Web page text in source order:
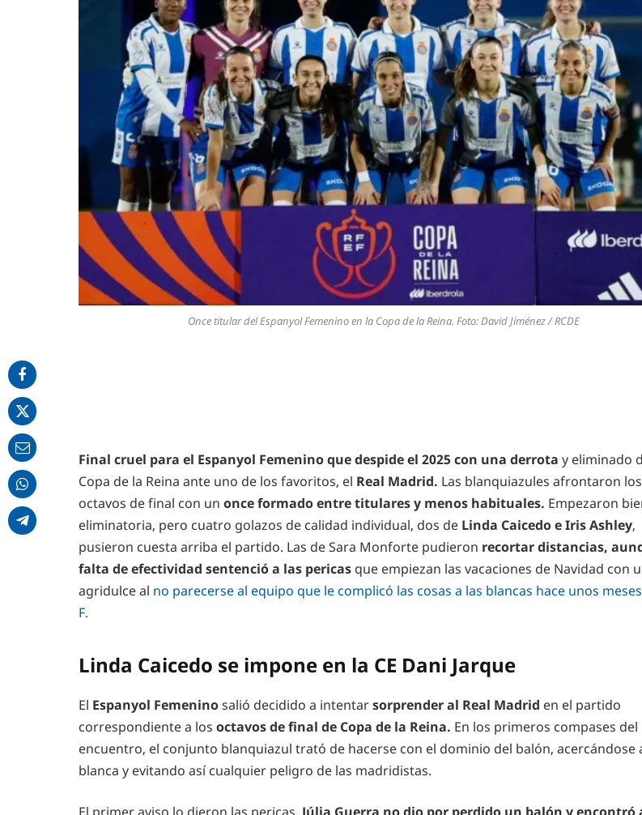
Once titular del Espanyol Femenino en la Copa de la Reina. Foto: David Jiménez / RCDE
Final cruel para el Espanyol Femenino que despide el 2025 con una derrota y eliminado
Copa de la Reina ante uno de los favoritos, el Real Madrid. Las blanquiazules afrontaron los
octavos de final con un once formado entre titulares y menos habituales. Empezaron
eliminatoria, pero cuatro golazos de calidad individual, dos de Linda Caicedo e Iris Ashley,
pusieron cuesta arriba el partido. Las de Sara Monforte pudieron recortar distancias,
falta de efectividad sentenció a las pericas que empiezan las vacaciones de Navidad con
agridulce al no parecerse al equipo que le complicó las cosas a las blancas hace unos
F.
Linda Caicedo se impone en la CE Dani Jarque
El Espanyol Femeninosalió decidido a intentarsorprender al Real Madrid en el partido
correspondiente a los octavos de final de Copa de la Reina. En los primeros compases del
encuentro, el conjunto blanquiazul trató de hacerse con el dominio del balón, acercándose
blanca y evitando así cualquier peligro de las madridistas.